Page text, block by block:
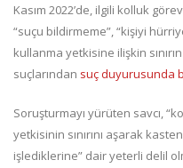
Kasım 2022’de, ilgili kolluk
“suçu bildirmeme”, “kişiyi
kullanma yetkisine ilişkin
suçlarından suç duyurusunda
Soruşturmayı yürüten savcı,
yetkisinin sınırını aşarak
işlediklerine” dair yeterli delil